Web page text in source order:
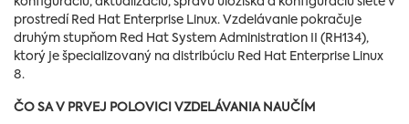
konfiguráciu, aktualizáciu, správu úložiska a konfiguráciu siete v
prostredí Red Hat Enterprise Linux. Vzdelávanie pokračuje
druhým stupňom Red Hat System Administration II (RH134),
ktorý je špecializovaný na distribúciu Red Hat Enterprise Linux
8.
ČO SA V PRVEJ POLOVICI VZDELÁVANIA NAUČÍM